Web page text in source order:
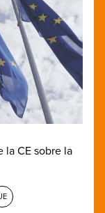
la CE sobre la